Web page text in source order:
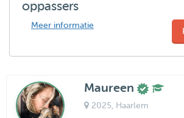
oppassers
Meer informatie
Maureen
2025, Haarlem